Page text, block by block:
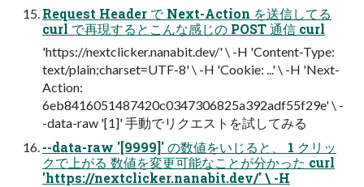
Request Header で Next-Action を送信してる
curl で再現するとこんな感じの POST 通信 curl
'https://nextclicker.nanabit.dev/' \ -H 'Content-Type:
text/plain;charset=UTF-8' \ -H 'Cookie: ...' \ -H 'Next-
Action:
6eb8416051487420c0347306825a392adf55f29e' \ -
-data-raw '[1]' 手動でリクエストを試してみる
--data-raw '[9999]' の数値をいじると、 1 クリッ
クで上がる 数値を変更可能なことが分かった curl
'https://nextclicker.nanabit.dev/' \ -H